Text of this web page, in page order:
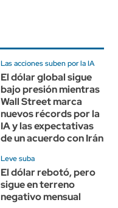
Las acciones suben por la IA
El dólar global sigue
bajo presión mientras
Wall Street marca
nuevos récords por la
IA y las expectativas
de un acuerdo con Irán
Leve suba
El dólar rebotó, pero
sigue en terreno
negativo mensual